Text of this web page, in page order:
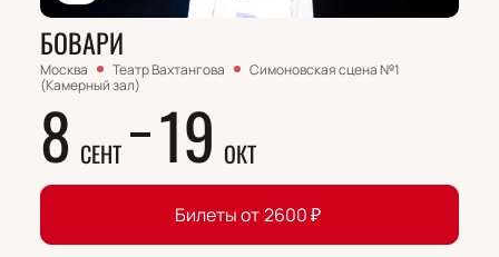
БОВАРИ
Москва Театр Вахтангова
Симоновская сцена №1
(Камерный зал)
8 СЕНТ 19 ОКТ
Билеты от 2600₽